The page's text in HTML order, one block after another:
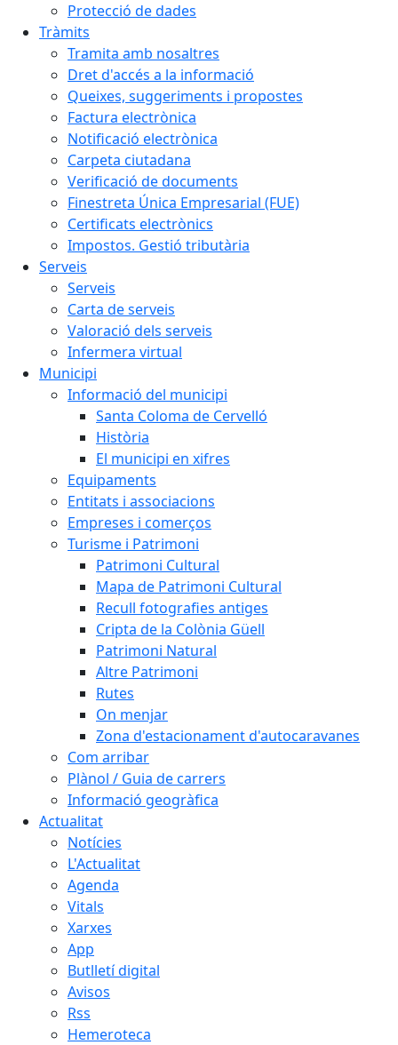
Protecció de dades
Tràmits
Tramita amb nosaltres
Dret d'accés a la informació
Queixes, suggeriments i propostes
Factura electrònica
Notificació electrònica
Carpeta ciutadana
Verificació de documents
Finestreta Única Empresarial (FUE)
Certificats electrònics
Impostos. Gestió tributària
Serveis
Serveis
Carta de serveis
Valoració dels serveis
Infermera virtual
Municipi
Informació del municipi
Santa Coloma de Cervelló
Història
El municipi en xifres
Equipaments
Entitats i associacions
Empreses i comerços
Turisme i Patrimoni
Patrimoni Cultural
Mapa de Patrimoni Cultural
Recull fotografies antiges
Cripta de la Colònia Güell
Patrimoni Natural
Altre Patrimoni
Rutes
On menjar
Zona d'estacionament d'autocaravanes
Com arribar
Plànol / Guia de carrers
Informació geogràfica
Actualitat
Notícies
L'Actualitat
Agenda
Vitals
Xarxes
App
Butlletí digital
Avisos
Rss
Hemeroteca